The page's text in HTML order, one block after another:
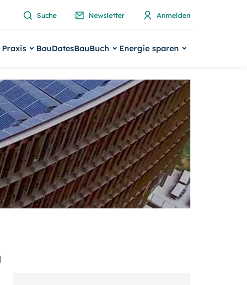
Suche Newsletter Anmelden
Praxis BauDatesBauBuch Energie sparen